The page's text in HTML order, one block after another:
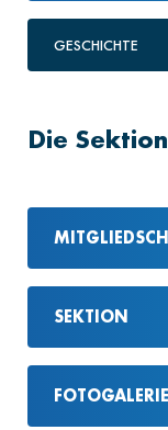
GESCHICHTE
Die
SEKTION